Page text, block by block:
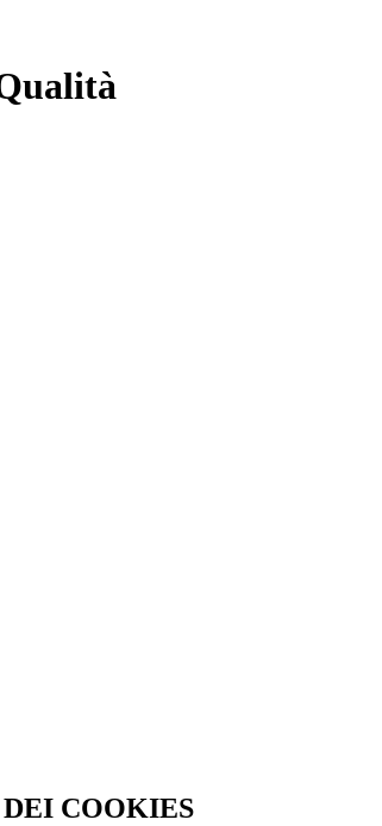
COOKIES